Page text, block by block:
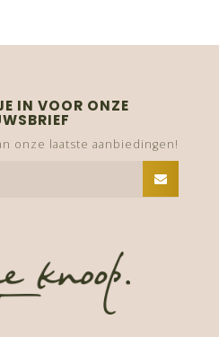
IN VOOR ONZE
onze laatste aanbiedingen!